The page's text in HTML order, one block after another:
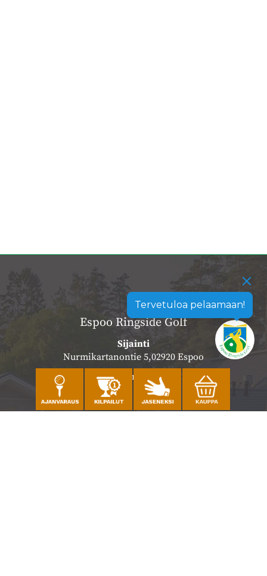
Tervetuloa pelaamaan!
Espoo Ringside Golf
Sijainti
Nurmikartanontie 5,02920 Espoo
Katso sijainti kartalla